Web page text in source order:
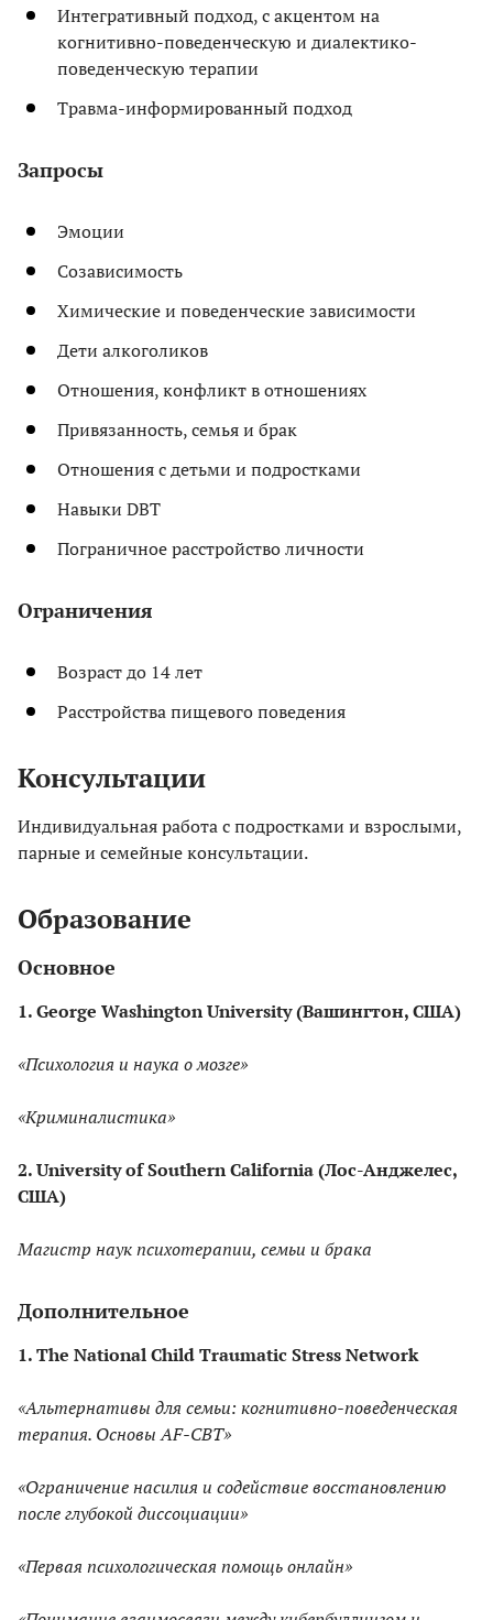
Интегративный подход, с акцентом на
когнитивно-поведенческую и диалектико-
поведенческую терапии
Травма-информированный подход
Запросы
Эмоции
Созависимость
Химические и поведенческие зависимости
Дети алкоголиков
Отношения, конфликт в отношениях
Привязанность, семья и брак
Отношения с детьми и подростками
Навыки DBT
Пограничное расстройство личности
Ограничения
Возраст до 14 лет
Расстройства пищевого поведения
Консультации
Индивидуальная работа с подростками и взрослыми,
парные и семейные консультации.
Образование
Основное
1. George Washington University (Вашингтон, США)
«Психология и наука о мозге»
«Криминалистика»
2. University of Southern California (Лос-Анджелес,
США)
Магистр наук психотерапии, семьи и брака
Дополнительное
1. The National Child Traumatic Stress Network
«Альтернативы для семьи: когнитивно-поведенческая
терапия. Основы AF-СВТ»
«Ограничение насилия и содействие восстановлению
после глубокой диссоциации»
«Первая психологическая помощь онлайн»